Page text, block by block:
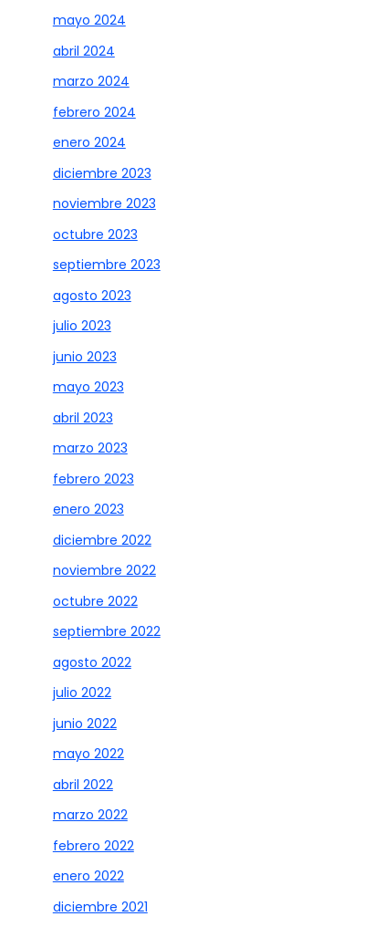
mayo 2024
abril 2024
marzo 2024
febrero 2024
enero 2024
diciembre 2023
noviembre 2023
octubre 2023
septiembre 2023
agosto 2023
julio 2023
junio 2023
mayo 2023
abril 2023
marzo 2023
febrero 2023
enero 2023
diciembre 2022
noviembre 2022
octubre 2022
septiembre 2022
agosto 2022
julio 2022
junio 2022
mayo 2022
abril 2022
marzo 2022
febrero 2022
enero 2022
diciembre 2021